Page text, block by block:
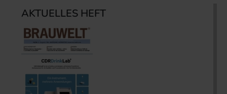
AKTUELLES HEFT